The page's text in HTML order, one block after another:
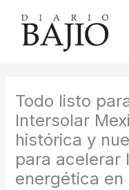
contenido
Todo listo
Intersolar
histórica y
para acelerar
energética en